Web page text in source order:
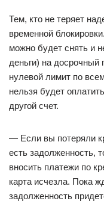
Тем, кто не теряет
временной
можно будет снять и
деньги) на досрочный
нулевой лимит по
нельзя будет
другой счет.
— Если вы потеряли
есть задолженность,
вносить платежи по
карта исчезла. Пока
задолженность